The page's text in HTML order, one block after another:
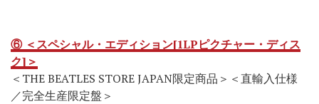
⑥ ＜スペシャル・エディション[1LPピクチャー・ディス
ク]＞
＜THE BEATLES STORE JAPAN限定商品＞＜直輸入仕様
／完全生産限定盤＞